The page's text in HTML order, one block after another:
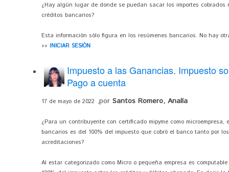
¿Hay algún lugar de donde se puedan sacar los importes cobrados
créditos bancarios?
Esta información sólo figura en los resúmenes bancarios. No hay
»» INICIAR SESIÓN
Impuesto a las Ganancias. Impuesto
Pago a cuenta
17 de mayo de 2022 ,por Santos Romero, Analía
¿Para un contribuyente con certificado mipyme como
bancarios es del 100% del impuesto que cobró el banco tanto por
acreditaciones?
Al estar categorizado como Micro o pequeña empresa es